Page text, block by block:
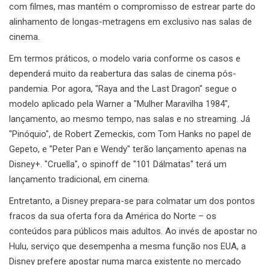
com filmes, mas mantém o compromisso de estrear parte do
alinhamento de longas-metragens em exclusivo nas salas de
cinema.
Em termos práticos, o modelo varia conforme os casos e
dependerá muito da reabertura das salas de cinema pós-
pandemia. Por agora, "Raya and the Last Dragon" segue o
modelo aplicado pela Warner a "Mulher Maravilha 1984",
lançamento, ao mesmo tempo, nas salas e no streaming. Já
"Pinóquio", de Robert Zemeckis, com Tom Hanks no papel de
Gepeto, e "Peter Pan e Wendy" terão lançamento apenas na
Disney+. "Cruella", o spinoff de "101 Dálmatas" terá um
lançamento tradicional, em cinema.
Entretanto, a Disney prepara-se para colmatar um dos pontos
fracos da sua oferta fora da América do Norte – os
conteúdos para públicos mais adultos. Ao invés de apostar no
Hulu, serviço que desempenha a mesma função nos EUA, a
Disney prefere apostar numa marca existente no mercado